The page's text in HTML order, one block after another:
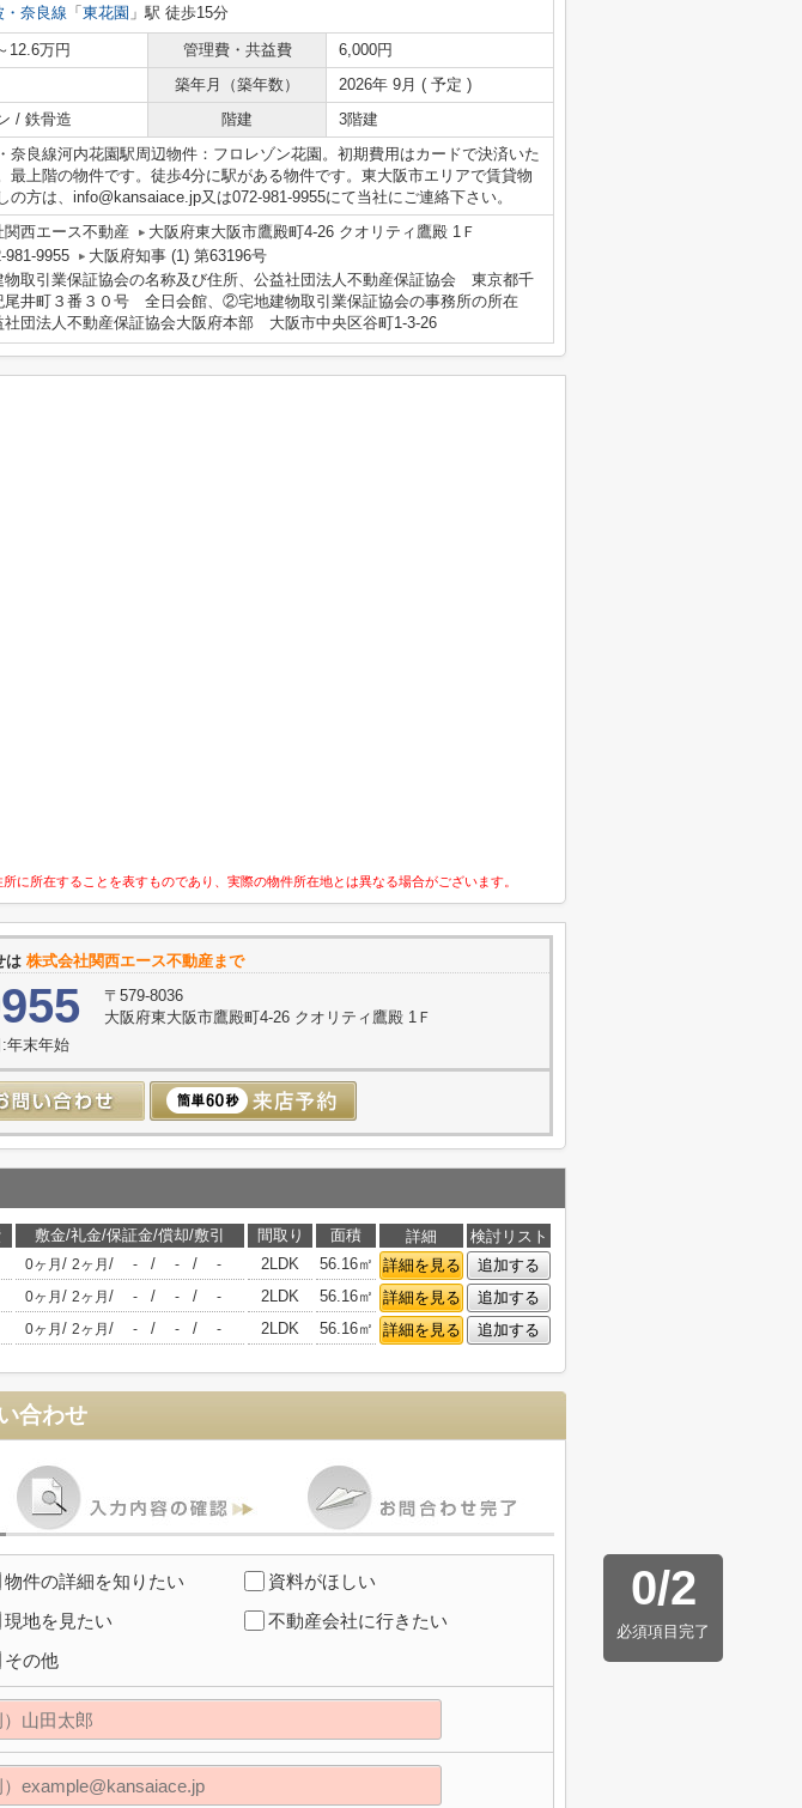
・奈良線 「 東花園 」駅 徒歩15分
12.6万円 管理費・共益費
6,000円
築年月（築年数）
2026年 9月 ( 予定 )
/ 鉄骨造 階建 3階建
奈良線河内花園駅周辺物件：フロレゾン花園。初期費用はカードで決済いた
最上階の物件です。徒歩4分に駅がある物件です。東大阪市エリアで賃貸物
の方は、info@kansaiace.jp又は072-981-9955にて当社にご連絡下さい。
関西エース不動産
大阪府東大阪市鷹殿町4-26 クオリティ鷹殿 1Ｆ
981-9955
大阪府知事 (1) 第63196号
取引業保証協会の名称及び住所、公益社団法人不動産保証協会 東京都千
尾井町３番３０号 全日会館、②宅地建物取引業保証協会の事務所の所在
社団法人不動産保証協会大阪府本部 大阪市中央区谷町1-3-26
に所在することを表すものであり、実際の物件所在地とは異なる場合がございます。
は 株式会社関西エース不動産まで
〒579-8036
大阪府東大阪市鷹殿町4-26 クオリティ鷹殿 1Ｆ
年末年始
敷金/礼金/保証金/償却/敷引 間取り 面積 詳細
検討リスト
0ヶ月 / 2ヶ月 / - / - / - 2LDK 56.16㎡ 詳細を見る
追加する
0ヶ月 / 2ヶ月 / - / - / - 2LDK 56.16㎡ 詳細を見る
追加する
0ヶ月 / 2ヶ月 / - / - / - 2LDK 56.16㎡ 詳細を見る 追加する
合わせ
0/2
必須項目完了
物件の詳細を知りたい
資料がほしい
現地を見たい
不動産会社に行きたい
その他